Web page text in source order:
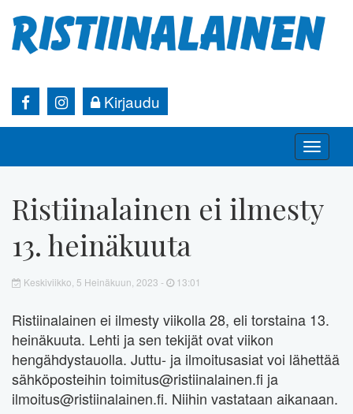
Kirjaudu
Toggle
Ristiinalainen ei ilmesty
13. heinäkuuta
Keskiviikko, 5 Heinäkuun, 2023 - 13:01
Ristiinalainen ei ilmesty viikolla 28, eli torstaina 13.
heinäkuuta. Lehti ja sen tekijät ovat viikon
hengähdystauolla. Juttu- ja ilmoitusasiat voi lähettää
sähköposteihin toimitus@ristiinalainen.fi ja
ilmoitus@ristiinalainen.fi. Niihin vastataan aikanaan.